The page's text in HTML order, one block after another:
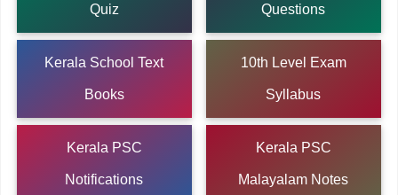
Quiz Questions
Kerala School Text
Books
10th Level Exam
Syllabus
Kerala PSC
Notifications
Kerala PSC
Malayalam Notes